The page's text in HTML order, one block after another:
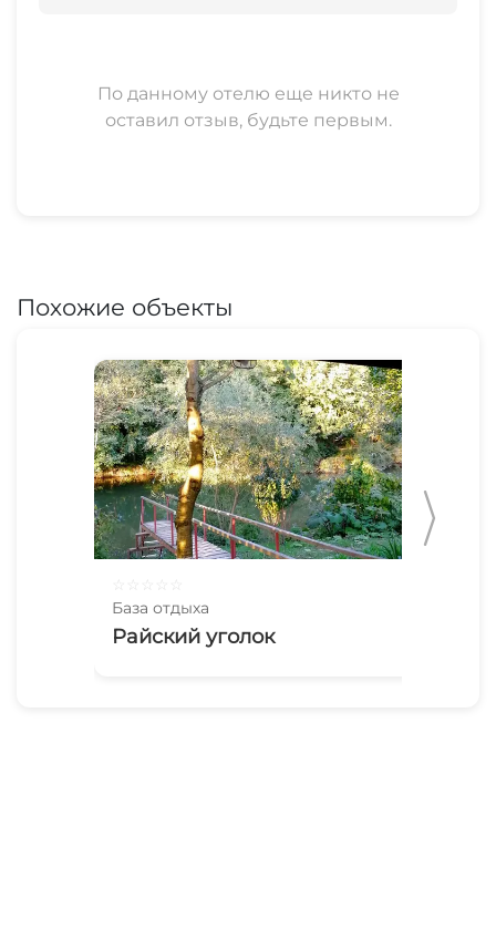
По данному отелю еще никто не
оставил отзыв, будьте первым.
Похожие объекты
База отдыха
Райский уголок